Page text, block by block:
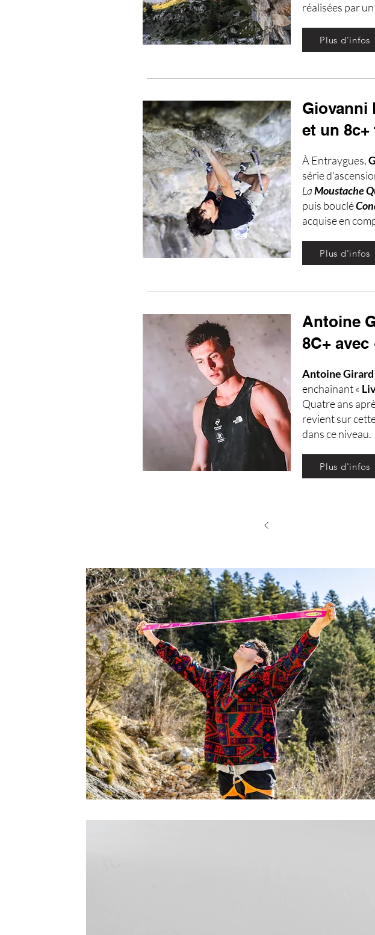
réalisées par
Plus d'infos
Giovanni
et un
À Entraygues,
série
LaMoustache
puis bouclé
acquise en
Plus d'infos
Antoine
8C+ avec
Antoine Girard
enchaînant «
Quatre ans
revient sur
dans ce niveau.
Plus d'infos
Articles